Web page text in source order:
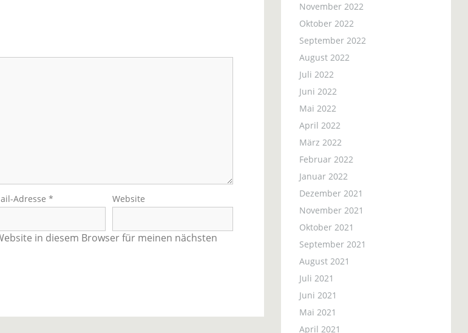
Adresse* Website
in diesem Browser für meinen nächsten
November 2022
Oktober 2022
September 2022
August 2022
Juli 2022
Juni 2022
Mai 2022
April 2022
März 2022
Februar 2022
Januar 2022
Dezember 2021
November 2021
Oktober 2021
September 2021
August 2021
Juli 2021
Juni 2021
Mai 2021
April 2021